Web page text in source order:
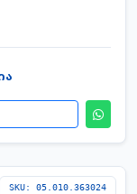
SKU: 05.010.363024